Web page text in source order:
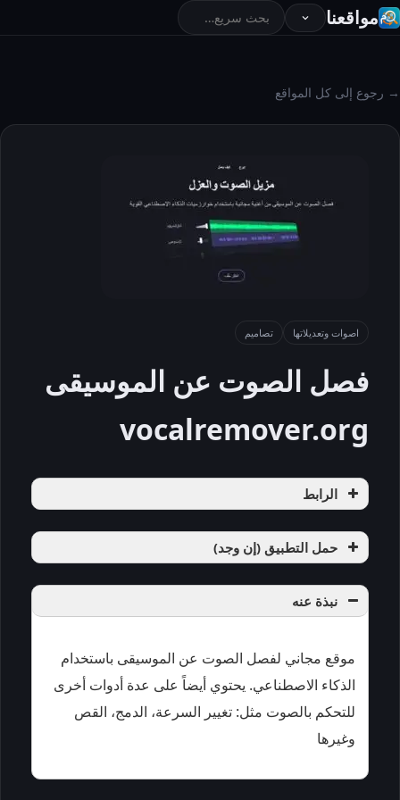
مواقعنا
→ رجوع إلى كل المواقع
اصوات وتعديلاتها تصاميم
فصل الصوت عن الموسيقى
vocalremover.org
الرابط
حمل التطبيق (إن وجد)
نبذة عنه
موقع مجاني لفصل الصوت عن الموسيقى باستخدام
الذكاء الاصطناعي. يحتوي أيضاً على عدة أدوات أخرى
للتحكم بالصوت مثل: تغيير السرعة، الدمج، القص
وغيرها